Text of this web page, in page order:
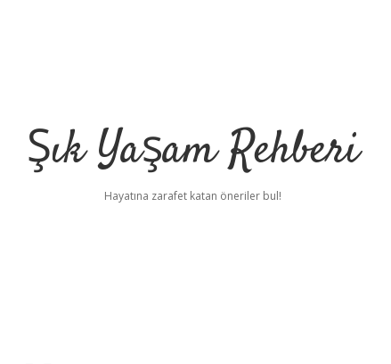
Şık Yaşam Rehberi
Hayatına zarafet katan öneriler bul!